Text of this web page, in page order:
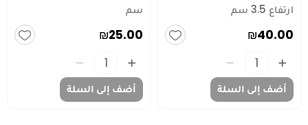
ارتفاع 3.5 سم
₪40.00
أضف إلى السلة
سم
₪25.00
أضف إلى السلة